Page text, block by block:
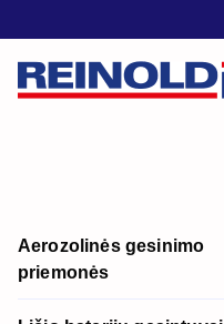
Aerozolinės gesinimo
priemonės